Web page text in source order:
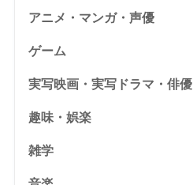
アニメ・マンガ・声優
ゲーム
実写映画・実写ドラマ・俳優
趣味・娯楽
雑学